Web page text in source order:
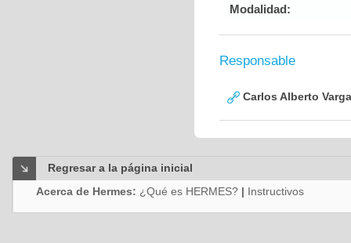
Modalidad:
Responsable
Carlos Alberto
Regresar a la página inicial
Acerca de Hermes: ¿Qué es HERMES? | Instructivos